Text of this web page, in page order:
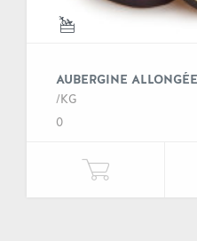
AUBERGINE
/KG
0